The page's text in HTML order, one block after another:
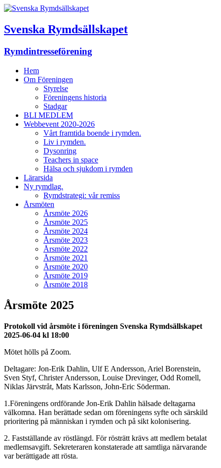
Svenska Rymdsällskapet
Rymdintresseförening
Hem
Om Föreningen
Styrelse
Föreningens historia
Stadgar
BLI MEDLEM
Webbevent 2020-2026
Vårt framtida boende i rymden.
Liv i rymden.
Dysonring
Teachers in space
Hälsa och sjukdom i rymden
Lärarsida
Ny rymdlag.
Rymdstrategi: vår remiss
Årsmöten
Årsmöte 2026
Årsmöte 2025
Årsmöte 2024
Årsmöte 2023
Årsmöte 2022
Årsmöte 2021
Årsmöte 2020
Årsmöte 2019
Årsmöte 2018
Årsmöte 2025
Protokoll vid årsmöte i föreningen Svenska Rymdsällskapet
2025-06-04 kl 18:00
Mötet hölls på Zoom.
Deltagare: Jon-Erik Dahlin, Ulf E Andersson, Ariel Borenstein,
Sven Styf, Christer Andersson, Louise Drevinger, Odd Romell,
Niklas Järvstråt, Mats Karlsson, John-Eric Söderman.
1.Föreningens ordförande Jon-Erik Dahlin hälsade deltagarna
välkomna. Han berättade sedan om föreningens syfte och särskild
prioritering på människan i rymden och på sikt kolonisering.
2. Fastställande av röstlängd. För rösträtt krävs att medlem betalat
medlemsavgift. Sekreteraren konstaterade att samtliga närvarande
var berättigade att rösta.